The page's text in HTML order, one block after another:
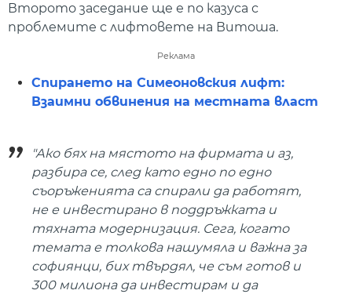
Второто заседание ще е по казуса с
проблемите с лифтовете на Витоша.
Реклама
Спирането на Симеоновския лифт:
Взаимни обвинения на местната власт
"Ако бях на мястото на фирмата и аз,
разбира се, след като едно по едно
съоръженията са спирали да работят,
не е инвестирано в поддръжката и
тяхната модернизация. Сега, когато
темата е толкова нашумяла и важна за
софиянци, бих твърдял, че съм готов и
300 милиона да инвестирам и да